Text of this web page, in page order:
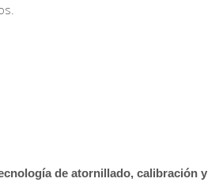
de atornillado, calibración y